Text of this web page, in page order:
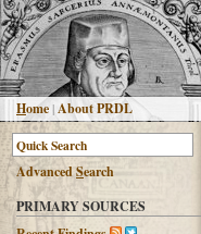
Home |About PRDL
AdvancedSearch
PRIMARY SOURCES